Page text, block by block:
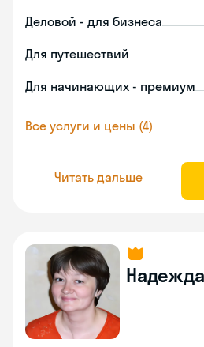
Деловой - для бизнеса
Для путешествий
Для начинающих - премиум
Все услуги и цены (4)
Читать дальше
Надежда